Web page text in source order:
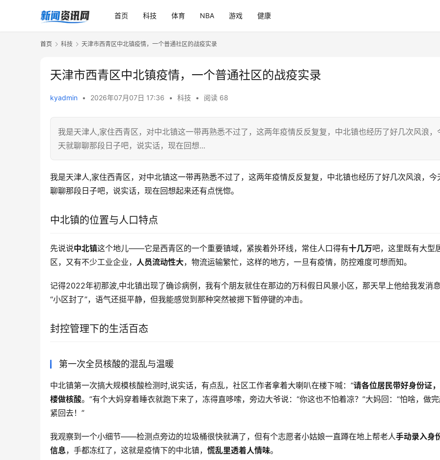
首页 科技 体育 NBA 游戏 健康
首页 科技 天津市西青区中北镇疫情，一个普通社区的战疫实录
天津市西青区中北镇疫情，一个普通社区的战疫实录
kyadmin • 2026年07月07日 17:36 • 科技 • 阅读 68
我是天津人,家住西青区，对中北镇这一带再熟悉不过了，这两年疫情反反复复，中北镇也经历了好几次风浪，
天就聊聊那段日子吧，说实话，现在回想...
我是天津人,家住西青区，对中北镇这一带再熟悉不过了，这两年疫情反反复复，中北镇也经历了好几次风浪，今
聊聊那段日子吧，说实话，现在回想起来还有点恍惚。
中北镇的位置与人口特点
先说说中北镇这个地儿——它是西青区的一个重要镇域，紧挨着外环线，常住人口得有十几万吧，这里既有大型
区，又有不少工业企业， 人员流动性大，物流运输繁忙，这样的地方，一旦有疫情，防控难度可想而知。
记得2022年初那波,中北镇出现了确诊病例，我有个朋友就住在那边的万科假日风景小区，那天早上他给我发消
“小区封了”，语气还挺平静，但我能感觉到那种突然被摁下暂停键的冲击。
封控管理下的生活百态
第一次全员核酸的混乱与温暖
中北镇第一次搞大规模核酸检测时,说实话，有点乱，社区工作者拿着大喇叭在楼下喊：“请各位居民带好身份证
楼做核酸。”有个大妈穿着睡衣就跑下来了，冻得直哆嗦，旁边大爷说：“你这也不怕着凉？”大妈回：“怕啥，做
紧回去！”
我观察到一个小细节——检测点旁边的垃圾桶很快就满了，但有个志愿者小姑娘一直蹲在地上帮老人手动录入身
信息，手都冻红了，这就是疫情下的中北镇， 慌乱里透着人情味。